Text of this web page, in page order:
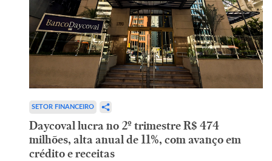
SETOR FINANCEIRO
Daycoval lucra no 2º trimestre R$ 474
milhões, alta anual de 11%, com avanço em
crédito e receitas